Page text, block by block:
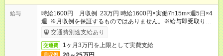
給与
時給1600円 月収例 23万円 時給1600円×実働7h15m×週5日×4
週 ※月収例を保証するものではありません。※給与即受取りサ
ービス利用可（利用条件有）
交通費別途支給あり
交通費 1ヶ月3万円を上限として実費支給
月収例